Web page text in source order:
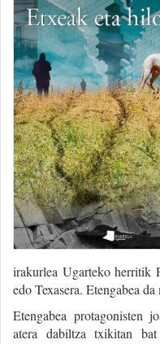
irakurlea Ugarteko herritik
edo Texasera. Etengabea
Etengabea protagonisten
atera dabiltza txikitan